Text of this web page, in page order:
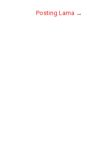
Posting Lama →